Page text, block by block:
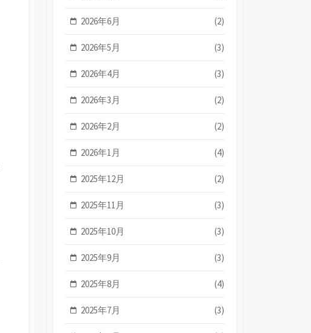
2026年6月 (2)
2026年5月 (3)
2026年4月 (3)
2026年3月 (2)
2026年2月 (2)
2026年1月 (4)
2025年12月 (2)
2025年11月 (3)
2025年10月 (3)
2025年9月 (3)
2025年8月 (4)
2025年7月 (3)